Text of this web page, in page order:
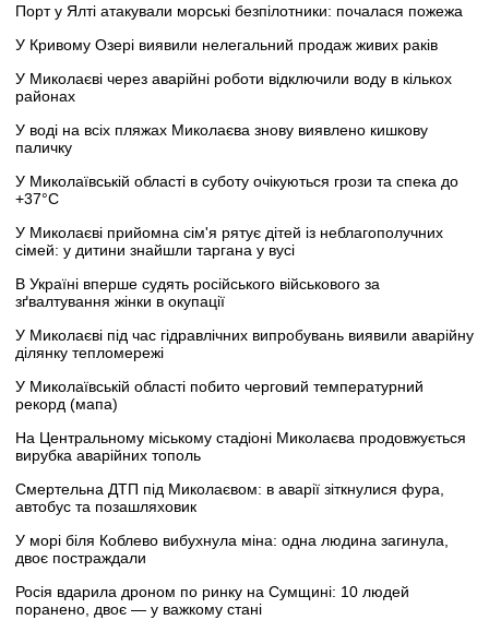
Порт у Ялті атакували морські безпілотники: почалася пожежа
У Кривому Озері виявили нелегальний продаж живих раків
У Миколаєві через аварійні роботи відключили воду в кількох
районах
У воді на всіх пляжах Миколаєва знову виявлено кишкову
паличку
У Миколаївській області в суботу очікуються грози та спека до
+37°C
У Миколаєві прийомна сім'я рятує дітей із неблагополучних
сімей: у дитини знайшли таргана у вусі
В Україні вперше судять російського військового за
зґвалтування жінки в окупації
У Миколаєві під час гідравлічних випробувань виявили аварійну
ділянку тепломережі
У Миколаївській області побито черговий температурний
рекорд (мапа)
На Центральному міському стадіоні Миколаєва продовжується
вирубка аварійних тополь
Смертельна ДТП під Миколаєвом: в аварії зіткнулися фура,
автобус та позашляховик
У морі біля Коблево вибухнула міна: одна людина загинула,
двоє постраждали
Росія вдарила дроном по ринку на Сумщині: 10 людей
поранено, двоє — у важкому стані